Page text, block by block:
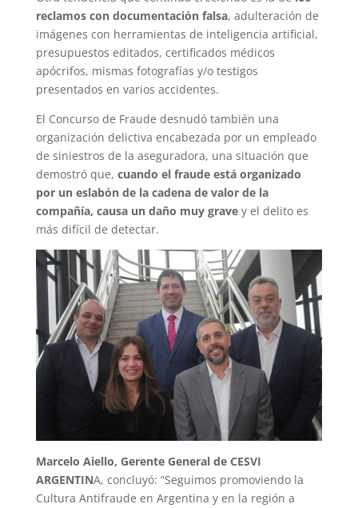
reclamos con documentación falsa, adulteración de
imágenes con herramientas de inteligencia artificial,
presupuestos editados, certificados médicos
apócrifos, mismas fotografías y/o testigos
presentados en varios accidentes.
El Concurso de Fraude desnudó también una
organización delictiva encabezada por un empleado
de siniestros de la aseguradora, una situación que
demostró que, cuando el fraude está organizado
por un eslabón de la cadena de valor de la
compañía, causa un daño muy gravey el delito es
más difícil de detectar.
Marcelo Aiello, Gerente General de CESVI
ARGENTINA, concluyó: “Seguimos promoviendo la
Cultura Antifraude en Argentina y en la región a